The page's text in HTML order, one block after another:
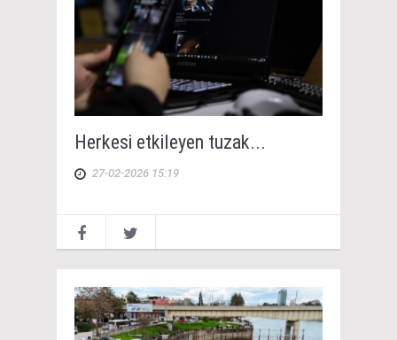
Herkesi etkileyen tuzak...
27-02-2026 15:19